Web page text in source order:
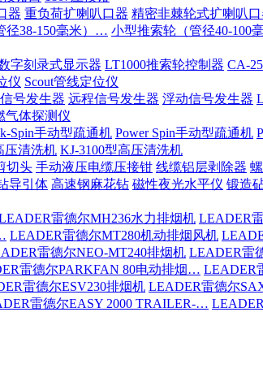
器 重负荷扩喇叭口器 精密非棘轮式扩喇叭口
径38-150毫米）… 小型推索轮（管径40-100毫
字刻录式显示器 LT1000推索轮控制器 CA-
仪 Scout管线定位仪
号发生器 远程信号发生器 浮动信号发生器
气体探测仪
Spin手动型疏通机 Power Spin手动型疏通机
压清洗机 KJ-3100型高压清洗机
切头 手动液压电缆压接钳 线缆铝层剥除器
导引体 高速钢麻花钻 磁性夜光水平仪 锻造
雷德尔MH236水力排烟机 LEADER
LEADER雷德尔MT280机动排烟风机
雷德尔NEO-MT240排烟机 LEADER雷
雷德尔PARKFAN 80电动排烟… LEADER
雷德尔ESV230排烟机 LEADER雷德尔
雷德尔EASY 2000 TRAILER-…